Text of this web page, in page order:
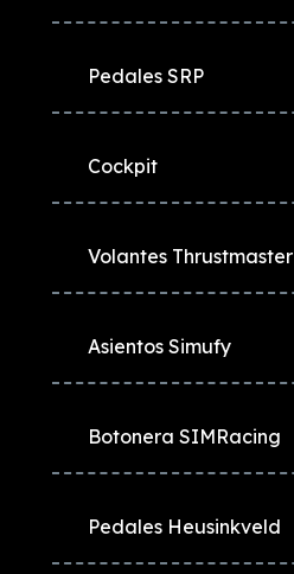
Pedales SRP
Cockpit
Volantes Thrustmaster
Asientos Simufy
Botonera SIMRacing
Pedales Heusinkveld